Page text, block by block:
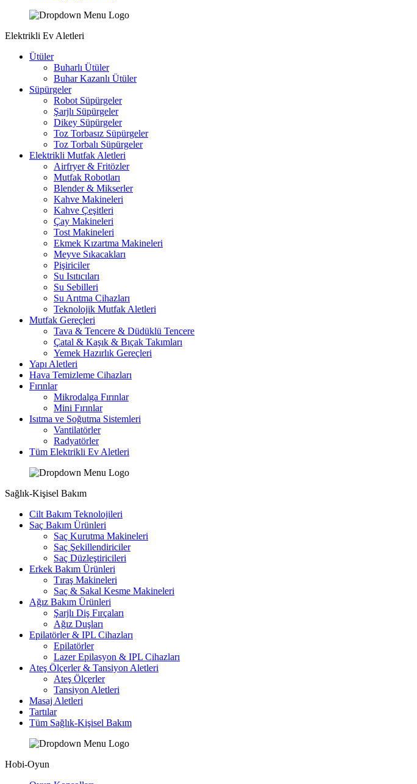
Elektrikli Ev Aletleri
Ütüler
Buharlı Ütüler
Buhar Kazanlı Ütüler
Süpürgeler
Robot Süpürgeler
Şarjlı Süpürgeler
Dikey Süpürgeler
Toz Torbasız Süpürgeler
Toz Torbalı Süpürgeler
Elektrikli Mutfak Aletleri
Airfryer & Fritözler
Mutfak Robotları
Blender & Mikserler
Kahve Makineleri
Kahve Çeşitleri
Çay Makineleri
Tost Makineleri
Ekmek Kızartma Makineleri
Meyve Sıkacakları
Pişiriciler
Su Isıtıcıları
Su Sebilleri
Su Arıtma Cihazları
Teknolojik Mutfak Aletleri
Mutfak Gereçleri
Tava & Tencere & Düdüklü Tencere
Çatal & Kaşık & Bıçak Takımları
Yemek Hazırlık Gereçleri
Yapı Aletleri
Hava Temizleme Cihazları
Fırınlar
Mikrodalga Fırınlar
Mini Fırınlar
Isıtma ve Soğutma Sistemleri
Vantilatörler
Radyatörler
Tüm Elektrikli Ev Aletleri
Sağlık-Kişisel Bakım
Cilt Bakım Teknolojileri
Saç Bakım Ürünleri
Saç Kurutma Makineleri
Saç Şekillendiriciler
Saç Düzleştiricileri
Erkek Bakım Ürünleri
Tıraş Makineleri
Saç & Sakal Kesme Makineleri
Ağız Bakım Ürünleri
Şarjlı Diş Fırçaları
Ağız Duşları
Epilatörler & IPL Cihazları
Epilatörler
Lazer Epilasyon & IPL Cihazları
Ateş Ölçerler & Tansiyon Aletleri
Ateş Ölçerler
Tansiyon Aletleri
Masaj Aletleri
Tartılar
Tüm Sağlık-Kişisel Bakım
Hobi-Oyun